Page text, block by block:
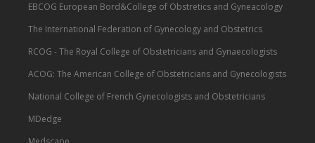
EBCOG European Bord&College of Obstretics and Gyneacology
The International Federation of Gynecology and Obstetrics
RCOG - The Royal College of Obstetricians and Gynaecologists
ACOG: The American College of Obstetricians and Gynecologists
National College of French Gynecologists and Obstetricians
MDedge